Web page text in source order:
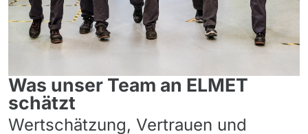
Was unser Team an ELMET
schätzt
Wertschätzung, Vertrauen und